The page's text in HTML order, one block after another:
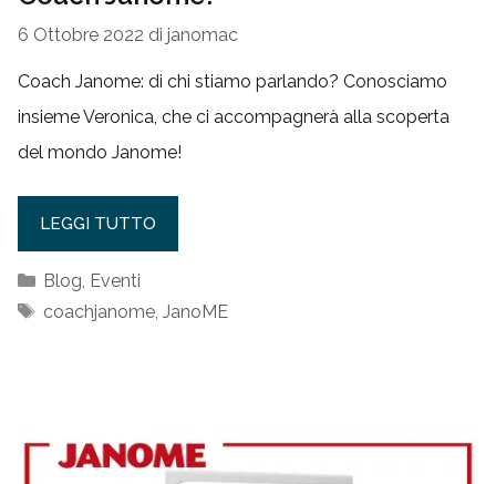
6 Ottobre 2022 di janomac
Coach Janome: di chi stiamo parlando? Conosciamo
insieme Veronica, che ci accompagnerà alla scoperta
del mondo Janome!
LEGGI TUTTO
Categorie
Blog Eventi
Tag
coachjanome, JanoME